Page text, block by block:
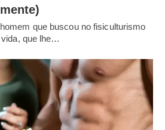
que buscou no fisiculturismo
que lhe…